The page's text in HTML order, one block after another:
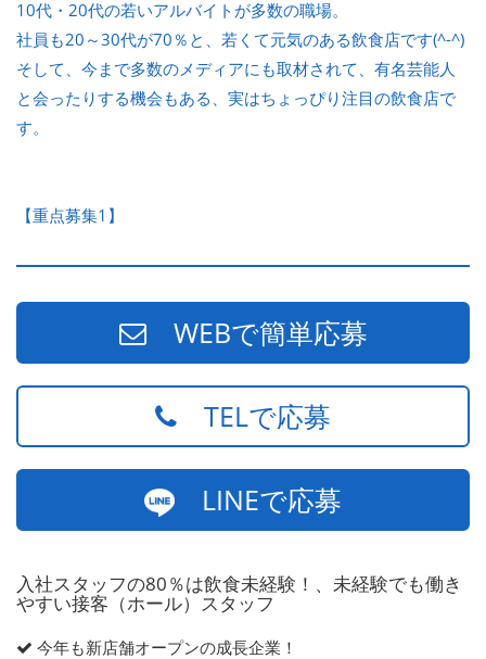
10代・20代の若いアルバイトが多数の職場。
社員も20～30代が70％と、若くて元気のある飲食店です(^-^)
そして、今まで多数のメディアにも取材されて、有名芸能人
と会ったりする機会もある、実はちょっぴり注目の飲食店で
す。
【重点募集1】
WEBで簡単応募
TELで応募
LINEで応募
入社スタッフの80％は飲食未経験！、未経験でも働き
やすい接客（ホール）スタッフ
今年も新店舗オープンの成長企業！